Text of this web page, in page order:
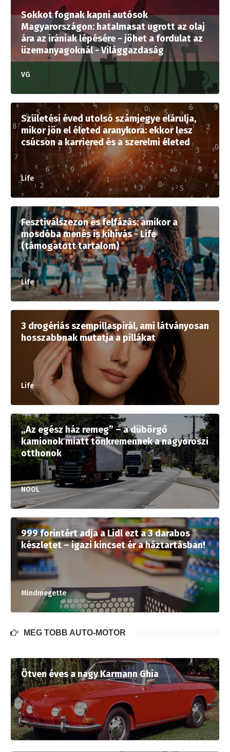
Sokkot fognak kapni autósok
Magyarországon: hatalmasat ugrott az olaj
ára az irániak lépésére − jöhet a fordulat az
üzemanyagoknál - Világgazdaság
VG
Születési éved utolsó számjegye elárulja,
mikor jön el életed aranykora: ekkor lesz
csúcson a karriered és a szerelmi életed
Life
Fesztiválszezon és felfázás: amikor a
mosdóba menés is kihívás - Life
(támogatott tartalom)
Life
3 drogériás szempillaspirál, ami látványosan
hosszabbnak mutatja a pillákat
Life
„Az egész ház remeg” – a dübörgő
kamionok miatt tönkremennek a nagyoroszi
otthonok
NOOL
999 forintért adja a Lidl ezt a 3 darabos
készletet – igazi kincset ér a háztartásban!
Mindmegette
MÉG TÖBB AUTÓ-MOTOR
Ötven éves a nagy Karmann Ghia